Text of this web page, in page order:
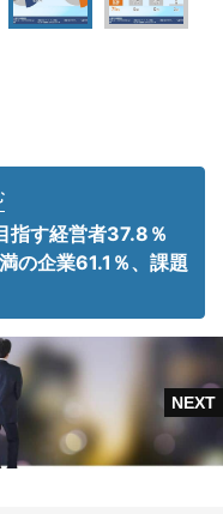
指す経営者37.8％
の企業61.1％、課題